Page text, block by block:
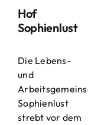
Hof
Sophienlust
Die Lebens-
und
Sophienlust
strebt vor dem